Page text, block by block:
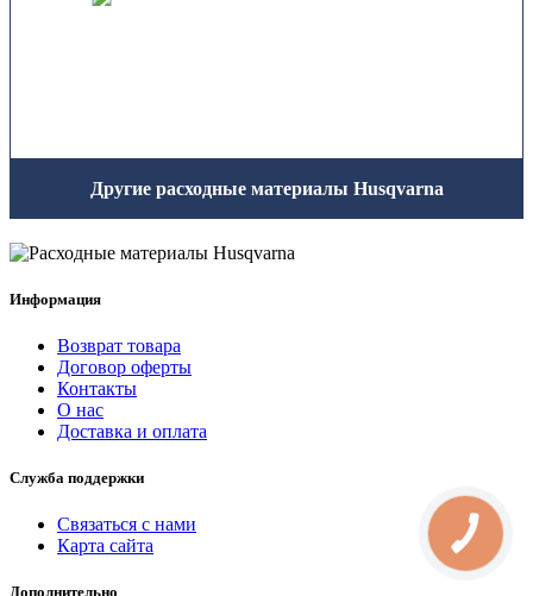
Другие расходные материалы Husqvarna
Информация
Возврат товара
Договор оферты
Контакты
О нас
Доставка и оплата
Служба поддержки
Связаться с нами
Карта сайта
Дополнительно
КНОПКА
СВЯЗИ